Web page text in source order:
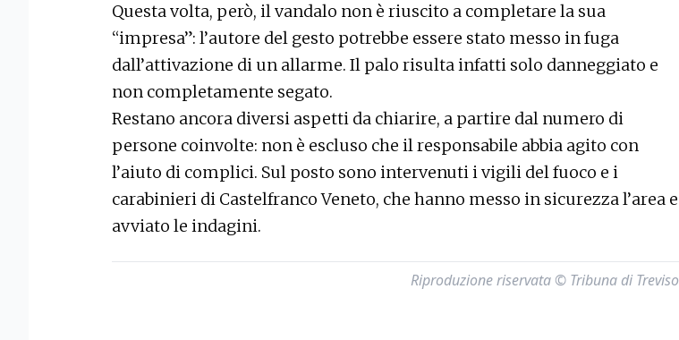
Questa volta, però, il vandalo non è riuscito a completare la sua
“impresa”: l’autore del gesto potrebbe essere stato messo in fuga
dall’attivazione di un allarme. Il palo risulta infatti solo danneggiato e
non completamente segato.
Restano ancora diversi aspetti da chiarire, a partire dal numero di
persone coinvolte: non è escluso che il responsabile abbia agito con
l’aiuto di complici. Sul posto sono intervenuti i vigili del fuoco e i
carabinieri di Castelfranco Veneto, che hanno messo in sicurezza l’area e
avviato le indagini.
Riproduzione riservata © Tribuna di Treviso